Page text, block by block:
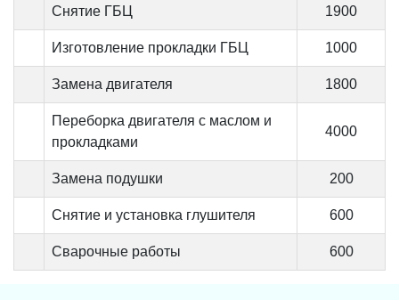
Снятие ГБЦ 1900
Изготовление прокладки ГБЦ 1000
Замена двигателя 1800
Переборка двигателя с маслом и
прокладками
4000
Замена подушки 200
Снятие и установка глушителя 600
Сварочные работы 600